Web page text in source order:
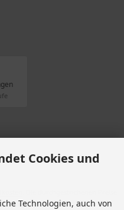
& Motorrad Ersatzteile.
Cookies und
Technologien, auch von